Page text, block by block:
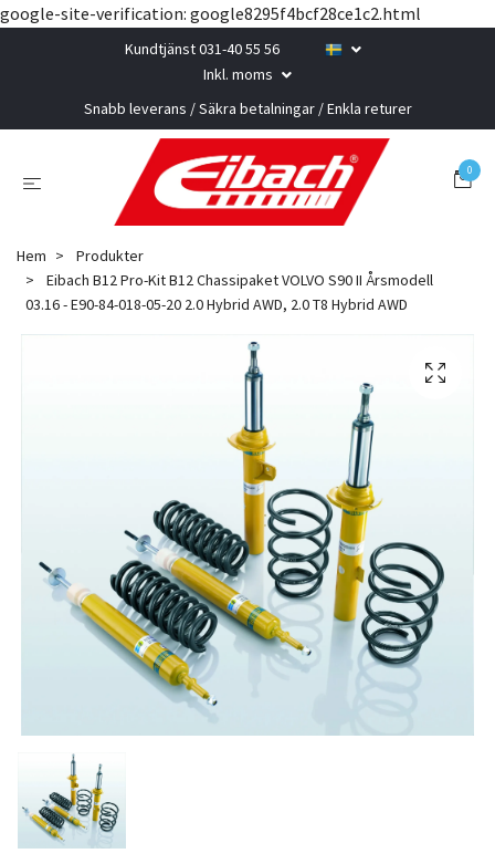
google-site-verification: google8295f4bcf28ce1c2.html
Kundtjänst 031-40 55 56
Inkl. moms
Snabb leverans / Säkra betalningar / Enkla returer
0
Hem
Produkter
Eibach B12 Pro-Kit B12 Chassipaket VOLVO S90 II Årsmodell
03.16 - E90-84-018-05-20 2.0 Hybrid AWD, 2.0 T8 Hybrid AWD